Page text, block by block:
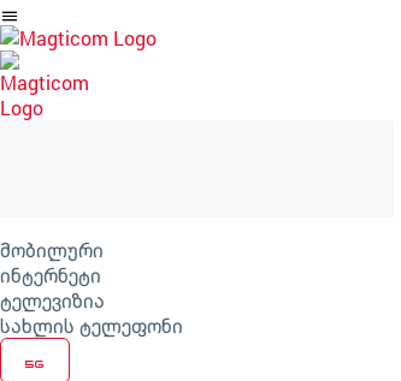
არტიკლზე
გადასვლა
მობილური
ინტერნეტი
ტელევიზია
სახლის ტელეფონი